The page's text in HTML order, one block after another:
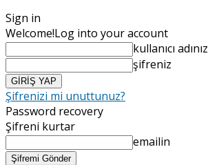
Sign in
Welcome!Log into your account
kullanıcı adınız
şifreniz
Şifrenizi mi unuttunuz?
Password recovery
Şifreni kurtar
emailin